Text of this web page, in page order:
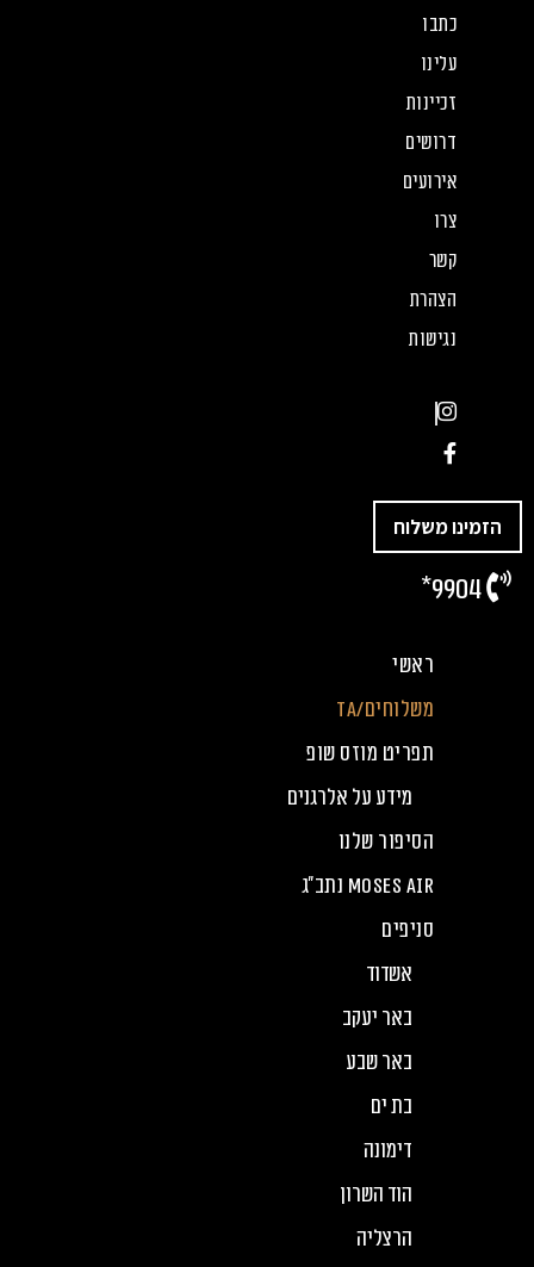
כתבו
עלינו
זכיינות
דרושים
אירועים
צרו
קשר
הצהרת
נגישות
הזמינו משלוח
9904*
ראשי
משלוחים/TA
תפריט מוזס שופ
מידע על אלרגנים
הסיפור שלנו
Moses Air נתב”ג
סניפים
אשדוד
באר יעקב
באר שבע
בת ים
דימונה
הוד השרון
הרצליה